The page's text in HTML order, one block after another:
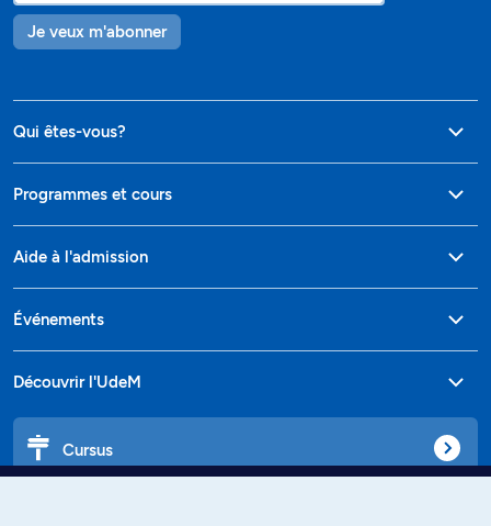
Je veux m'abonner
Qui êtes-vous?
Programmes et cours
Aide à l'admission
Événements
Découvrir l'UdeM
Cursus